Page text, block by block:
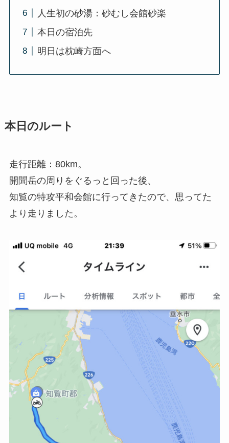
人生初の砂湯：砂むし会館砂楽
本日の宿泊先
明日は枕崎方面へ
本日のルート
走行距離：80km。
開聞岳の周りをぐるっと回った後、
知覧の特攻平和会館に行ってきたので、思ってた
より走りました。